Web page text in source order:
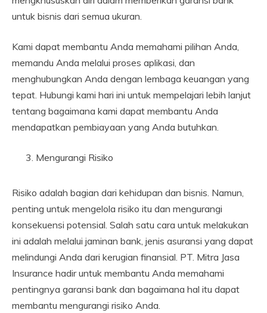
untuk bisnis dari semua ukuran.
Kami dapat membantu Anda memahami pilihan Anda,
memandu Anda melalui proses aplikasi, dan
menghubungkan Anda dengan lembaga keuangan yang
tepat. Hubungi kami hari ini untuk mempelajari lebih lanjut
tentang bagaimana kami dapat membantu Anda
mendapatkan pembiayaan yang Anda butuhkan.
Mengurangi Risiko
Risiko adalah bagian dari kehidupan dan bisnis. Namun,
penting untuk mengelola risiko itu dan mengurangi
konsekuensi potensial. Salah satu cara untuk melakukan
ini adalah melalui jaminan bank, jenis asuransi yang dapat
melindungi Anda dari kerugian finansial. PT. Mitra Jasa
Insurance hadir untuk membantu Anda memahami
pentingnya garansi bank dan bagaimana hal itu dapat
membantu mengurangi risiko Anda.